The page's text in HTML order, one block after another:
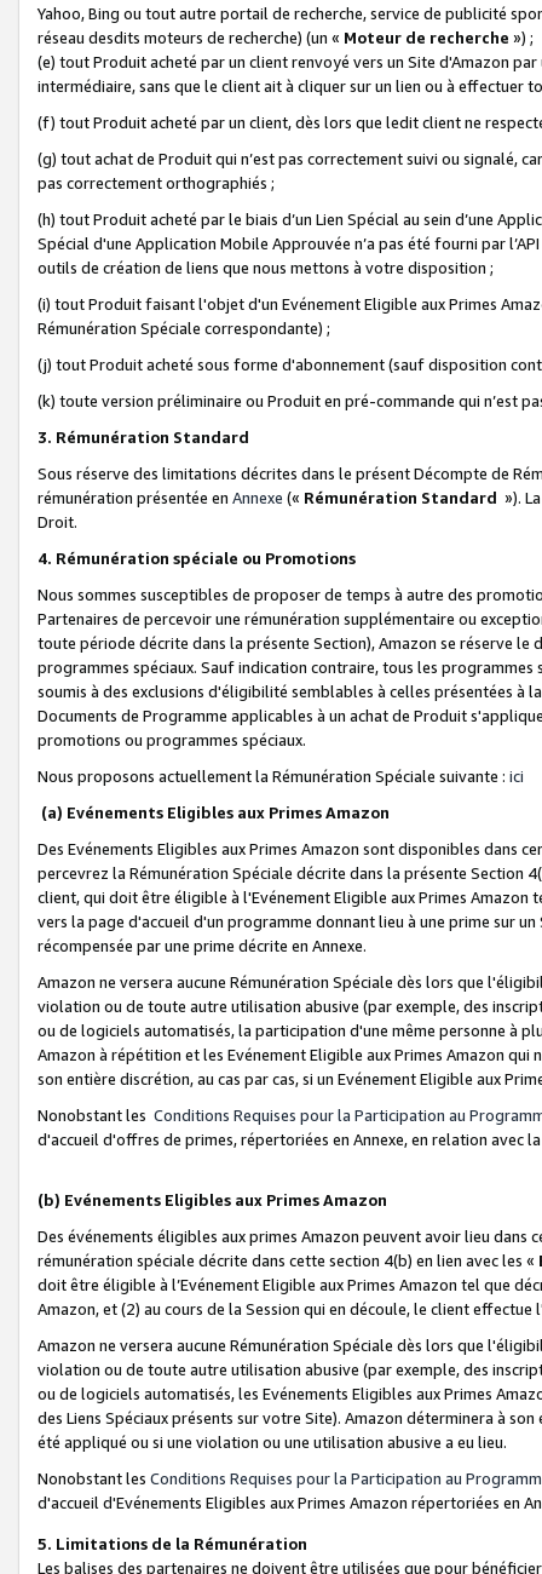
Yahoo, Bing ou tout autre portail de recherche, service de publicité
réseau desdits moteurs de recherche) (un « Moteur de recherche ») ;
(e) tout Produit acheté par un client renvoyé vers un Site d'Amazon
intermédiaire, sans que le client ait à cliquer sur un lien ou à
(f) tout Produit acheté par un client, dès lors que ledit client ne
(g) tout achat de Produit qui n’est pas correctement suivi ou signalé,
pas correctement orthographiés ;
(h) tout Produit acheté par le biais d’un Lien Spécial au sein d’une
Spécial d'une Application Mobile Approuvée n’a pas été fourni par
outils de création de liens que nous mettons à votre disposition ;
(i) tout Produit faisant l'objet d'un Evénement Eligible aux Primes
Rémunération Spéciale correspondante) ;
(j) tout Produit acheté sous forme d'abonnement (sauf disposition
(k) toute version préliminaire ou Produit en pré-commande qui n’est
3. Rémunération Standard
Sous réserve des limitations décrites dans le présent Décompte de
rémunération présentée en Annexe (« Rémunération Standard »).
Droit.
4. Rémunération spéciale ou Promotions
Nous sommes susceptibles de proposer de temps à autre des
Partenaires de percevoir une rémunération supplémentaire ou
toute période décrite dans la présente Section), Amazon se réserve
programmes spéciaux. Sauf indication contraire, tous les
soumis à des exclusions d'éligibilité semblables à celles présentées à
Documents de Programme applicables à un achat de Produit
promotions ou programmes spéciaux.
Nous proposons actuellement la Rémunération Spéciale suivante : ici
(a) Evénements Eligibles aux Primes Amazon
Des Evénements Eligibles aux Primes Amazon sont disponibles dans
percevrez la Rémunération Spéciale décrite dans la présente Section
client, qui doit être éligible à l'Evénement Eligible aux Primes Amazon
vers la page d'accueil d'un programme donnant lieu à une prime sur
récompensée par une prime décrite en Annexe.
Amazon ne versera aucune Rémunération Spéciale dès lors que
violation ou de toute autre utilisation abusive (par exemple, des
ou de logiciels automatisés, la participation d'une même personne à
Amazon à répétition et les Evénement Eligible aux Primes Amazon qui
son entière discrétion, au cas par cas, si un Evénement Eligible aux
Nonobstant les Conditions Requises pour la Participation au
d'accueil d'offres de primes, répertoriées en Annexe, en relation avec
(b) Evénements Eligibles aux Primes Amazon
Des événements éligibles aux primes Amazon peuvent avoir lieu dans
rémunération spéciale décrite dans cette section 4(b) en lien avec les «
doit être éligible à l’Evénement Eligible aux Primes Amazon tel que
Amazon, et (2) au cours de la Session qui en découle, le client
Amazon ne versera aucune Rémunération Spéciale dès lors que
violation ou de toute autre utilisation abusive (par exemple, des
ou de logiciels automatisés, les Evénements Eligibles aux Primes
des Liens Spéciaux présents sur votre Site). Amazon déterminera à
été appliqué ou si une violation ou une utilisation abusive a eu lieu.
Nonobstant les Conditions Requises pour la Participation au
d'accueil d'Evénements Eligibles aux Primes Amazon répertoriées en
5. Limitations de la Rémunération
Les balises des partenaires ne doivent être utilisées que pour